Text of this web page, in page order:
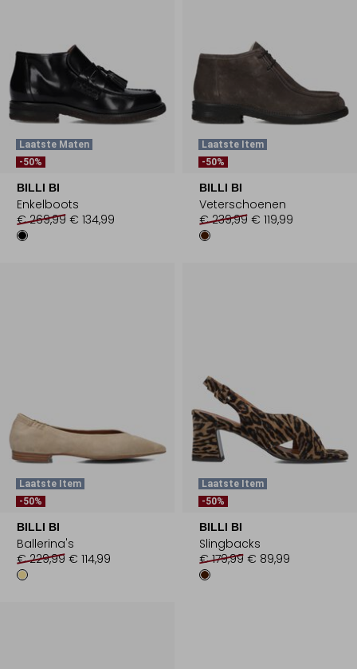
Laatste Maten
-50%
BILLI BI
Enkelboots
€ 269,99 € 134,99
Laatste Item
-50%
BILLI BI
Veterschoenen
€ 239,99 € 119,99
Laatste Item
-50%
BILLI BI
Ballerina's
€ 229,99 € 114,99
Laatste Item
-50%
BILLI BI
Slingbacks
€ 179,99 € 89,99